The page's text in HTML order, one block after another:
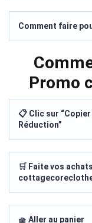
Comment faire
Promo
📋 Clic sur
Réduction”
🛒 Faite vos
🧺 Aller au panier